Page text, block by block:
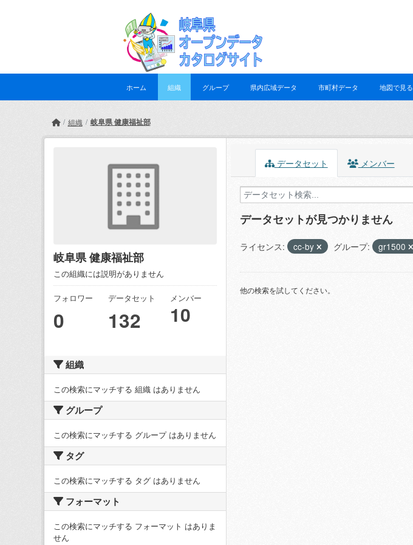
ホーム 組織 グループ 県内広域データ 市町村データ 地図で見る
組織 岐阜県 健康福祉部
岐阜県 健康福祉部
この組織には説明がありません
フォロワー
0
データセット
132
メンバー
10
組織
この検索にマッチする 組織 はありません
グループ
この検索にマッチする グループ はありません
タグ
この検索にマッチする タグ はありません
フォーマット
この検索にマッチする フォーマット はありま
せん
データセット メンバー
データセットが見つかりません
ライセンス: cc-by グループ: gr1500
他の検索を試してください。